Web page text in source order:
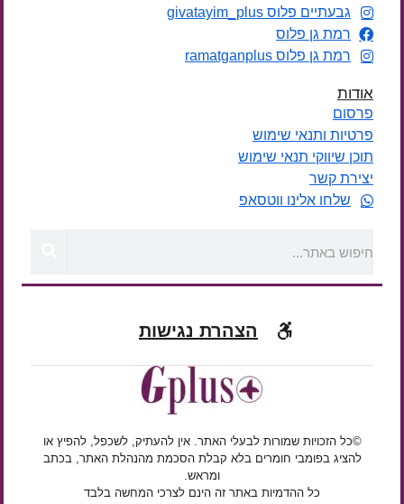
גבעתיים פלוס givatayim_plus
רמת גן פלוס
רמת גן פלוס ramatganplus
אודות
פרסום
פרטיות ותנאי שימוש
תוכן שיווקי תנאי שימוש
יצירת קשר
שלחו אלינו ווטסאפ
הצהרת נגישות
©כל הזכויות שמורות לבעלי האתר. אין להעתיק, לשכפל, להפיץ או
להציג בפומבי חומרים בלא קבלת הסכמת מהנהלת האתר, בכתב
ומראש.
כל ההדמיות באתר זה הינם לצרכי המחשה בלבד